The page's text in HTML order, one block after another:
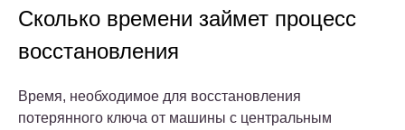
Сколько времени займет процесс
восстановления
Время, необходимое для восстановления
потерянного ключа от машины с центральным